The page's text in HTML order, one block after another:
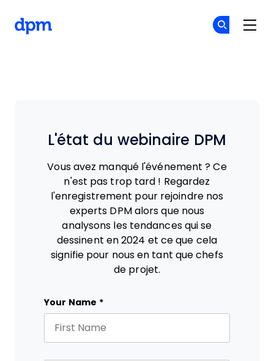
L'état du webinaire DPM
Vous avez manqué l'événement ? Ce
n'est pas trop tard ! Regardez
l'enregistrement pour rejoindre nos
experts DPM alors que nous
analysons les tendances qui se
dessinent en 2024 et ce que cela
signifie pour nous en tant que chefs
de projet.
Instagram
Your Name *